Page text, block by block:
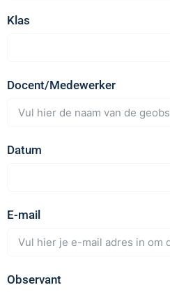
Klas
Docent/Medewerker
Datum
E-mail
Observant